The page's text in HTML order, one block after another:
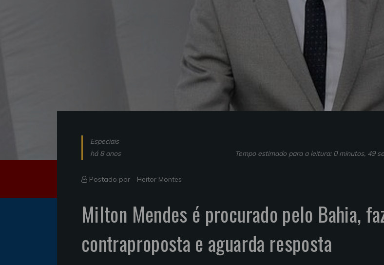
Especiais
há 8 anos
Tempo estimado para a leitura: 0 minutos, 49
Postado por - Heitor Montes
Milton Mendes é procurado pelo Bahia,
contraproposta e aguarda resposta